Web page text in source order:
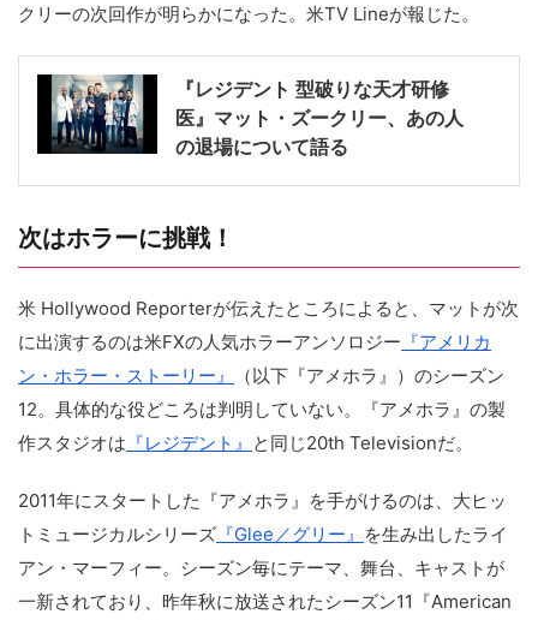
クリーの次回作が明らかになった。米TV Lineが報じた。
『レジデント 型破りな天才研修
医』マット・ズークリー、あの人
の退場について語る
次はホラーに挑戦！
米 Hollywood Reporterが伝えたところによると、マットが次
に出演するのは米FXの人気ホラーアンソロジー 『アメリカ
ン・ホラー・ストーリー』
（以下『アメホラ』）のシーズン
12。具体的な役どころは判明していない。『アメホラ』の製
作スタジオは 『レジデント』 と同じ20th Televisionだ。
2011年にスタートした『アメホラ』を手がけるのは、大ヒッ
トミュージカルシリーズ 『Glee／グリー』 を生み出したライ
アン・マーフィー。シーズン毎にテーマ、舞台、キャストが
一新されており、昨年秋に放送されたシーズン11『American